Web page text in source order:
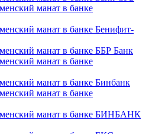
манат в банке
манат в банке Бенифит-
манат в банке ББР Банк
манат в банке
манат в банке Бинбанк
манат в банке
манат в банке БИНБАНК